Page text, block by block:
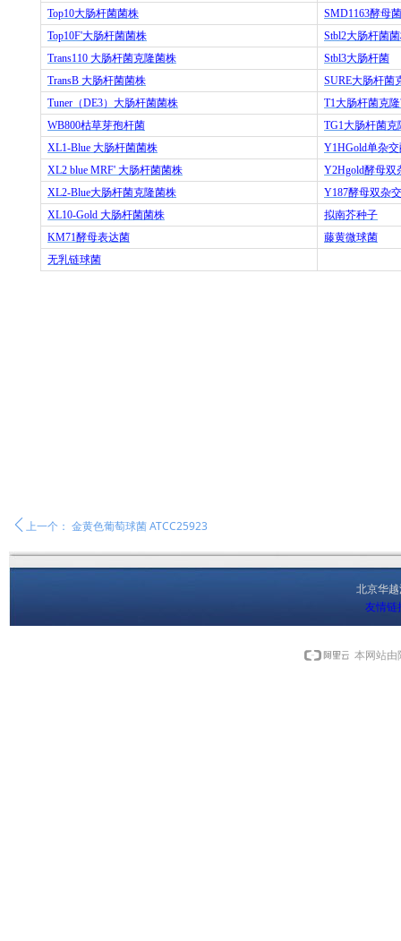
ꄴ 上一个： 金黄色葡萄球菌 ATCC25923
Top10大肠杆菌菌株 SMD1163酵母菌
Top10F'大肠杆菌菌株 Stbl2大肠杆菌
Trans110 大肠杆菌克隆菌株 Stbl3大肠杆菌
TransB 大肠杆菌菌株 SURE大肠杆菌
Tuner （DE3）大肠杆菌菌株 T1大肠杆菌克
WB800枯草芽孢杆菌 TG1大肠杆菌克
XL1-Blue 大肠杆菌菌株 Y1HGold单杂
XL2 blue MRF' 大肠杆菌菌株 Y2Hgold酵母双
XL2-Blue大肠杆菌克隆菌株 Y187酵母双杂
XL10-Gold 大肠杆菌菌株
拟南芥种子
KM71酵母表达菌
藤黄微球菌
无乳链球菌
北京华
友情链
本网站由